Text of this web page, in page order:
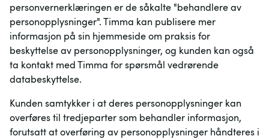
personvernerklæringen er de såkalte "behandlere av
personopplysninger". Timma kan publisere mer
informasjon på sin hjemmeside om praksis for
beskyttelse av personopplysninger, og kunden kan også
ta kontakt med Timma for spørsmål vedrørende
databeskyttelse.
Kunden samtykker i at deres personopplysninger kan
overføres til tredjeparter som behandler informasjon,
forutsatt at overføring av personopplysninger håndteres i